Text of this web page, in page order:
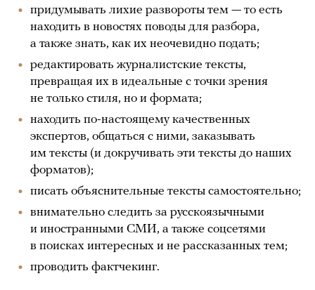
придумывать лихие развороты тем — то есть
находить в новостях поводы для разбора,
а также знать, как их неочевидно подать;
редактировать журналистские тексты,
превращая их в идеальные с точки зрения
не только стиля, но и формата;
находить по-настоящему качественных
экспертов, общаться с ними, заказывать
им тексты (и докручивать эти тексты до наших
форматов);
писать объяснительные тексты самостоятельно;
внимательно следить за русскоязычными
и иностранными СМИ, а также соцсетями
в поисках интересных и не рассказанных тем;
проводить фактчекинг.